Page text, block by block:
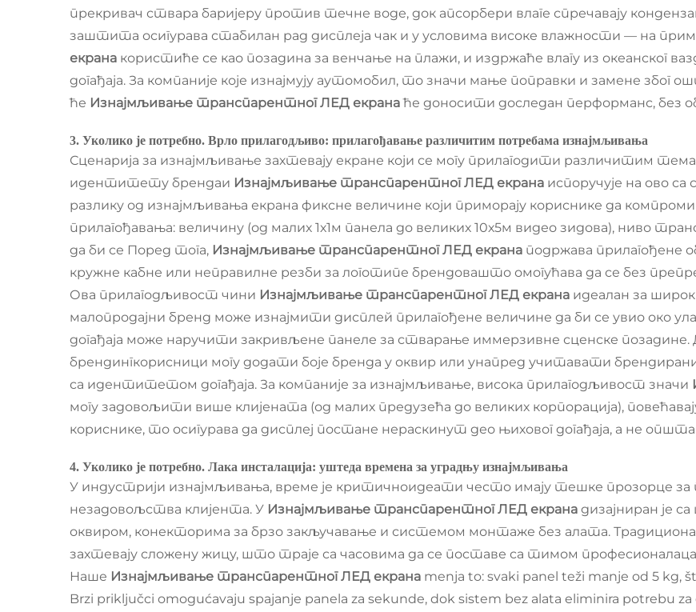
прекривач ствара баријеру против течне воде, док апсорбери влаге спречавају
заштита осигурава стабилан рад дисплеја чак и у условима високе влажности — на
екрана користиће се као позадина за венчање на плажи, и издржаће влагу из океанског
догађаја. За компаније које изнајмују аутомобил, то значи мање поправки и замене због
ће Изнајмљивање транспарентног ЛЕД екранаће доносити доследан перформанс, без
3. Уколико је потребно. Врло прилагодљиво: прилагођавање различитим потребама изнајмљивања
Сценарија за изнајмљивање захтевају екране који се могу прилагодити различитим
идентитету брендаи Изнајмљивање транспарентног ЛЕД екрана испоручује на ово
разлику од изнајмљивања екрана фиксне величине који приморају кориснике да
прилагођавања: величину (од малих 1х1м панела до великих 10х5м видео зидова), ниво
да би се Поред тога, Изнајмљивање транспарентног ЛЕД екрана подржава прилагођене
кружне кабне или неправилне резби за логотипе брендовашто омогућава да се без
Ова прилагодљивост чини Изнајмљивање транспарентног ЛЕД екрана идеалан за
малопродајни бренд може изнајмити дисплей прилагођене величине да би се увио око
догађаја може наручити закривљене панеле за стварање иммерзивне сценске
брендингкорисници могу додати боје бренда у оквир или унапред учитавати брендирани
са идентитетом догађаја. За компаније за изнајмљивање, висока прилагодљивост значи
могу задовољити више клијената (од малих предузећа до великих корпорација),
кориснике, то осигурава да дисплеј постане нераскинут део њиховог догађаја, а не
4. Уколико је потребно. Лака инсталација: уштеда времена за уградњу изнајмљивања
У индустрији изнајмљивања, време је критичноидеати често имају тешке прозорце
незадовољства клијента. У Изнајмљивање транспарентног ЛЕД екрана дизајниран је
оквиром, конекторима за брзо закључавање и системом монтаже без алата.
захтевају сложену жицу, што траје са часовима да се поставе са тимом
Наше Изнајмљивање транспарентног ЛЕД екрана menja to: svaki panel teži manje od 5 kg,
Brzi priključci omogućavaju spajanje panela za sekunde, dok sistem bez alata eliminira potrebu